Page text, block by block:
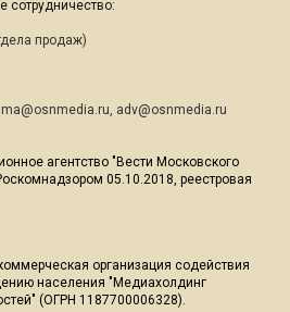
сотрудничество:
продаж)
, adv@osnmedia.ru
агентство "Вести Московского
05.10.2018, реестровая
организация содействия
населения "Медиахолдинг
(ОГРН 1187700006328).